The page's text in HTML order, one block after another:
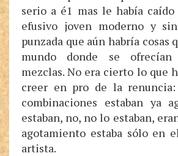
serio a é1 mas le había
efusivo joven moderno y
punzada que aún habría cosas
mundo donde se
mezclas. No era cierto lo que
creer en pro de la
combinaciones estaban ya
estaban, no, no lo estaban,
agotamiento estaba sólo en
artista.